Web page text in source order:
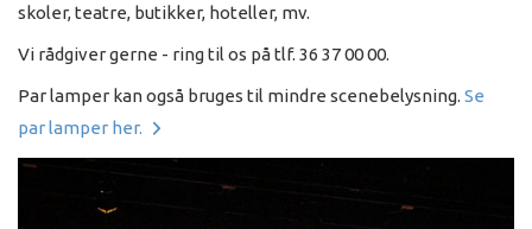
skoler, teatre, butikker, hoteller, mv.
Vi rådgiver gerne - ring til os på tlf. 36 37 00 00.
Par lamper kan også bruges til mindre scenebelysning. Se
par lamper her.